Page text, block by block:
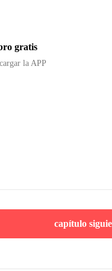
gratis
la APP
capítulo